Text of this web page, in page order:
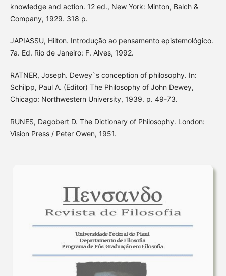
knowledge and action. 12 ed., New York: Minton, Balch &
Company, 1929. 318 p.
JAPIASSU, Hilton. Introdução ao pensamento epistemológico.
7a. Ed. Rio de Janeiro: F. Alves, 1992.
RATNER, Joseph. Dewey`s conception of philosophy. In:
Schilpp, Paul A. (Editor) The Philosophy of John Dewey,
Chicago: Northwestern University, 1939. p. 49-73.
RUNES, Dagobert D. The Dictionary of Philosophy. London:
Vision Press / Peter Owen, 1951.